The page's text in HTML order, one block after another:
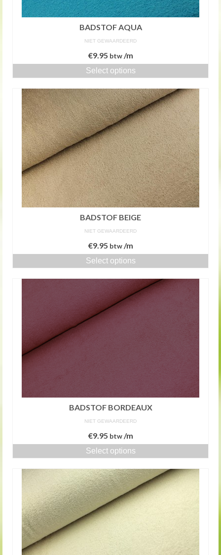
BADSTOF AQUA
NIET GEWAARDEERD
€9.95 btw/m
Select options
BADSTOF BEIGE
NIET GEWAARDEERD
€9.95 btw/m
Select options
BADSTOF BORDEAUX
NIET GEWAARDEERD
€9.95 btw/m
Select options